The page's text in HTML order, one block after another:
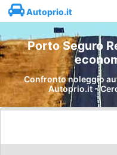
Autoprio.it
Porto Seguro
Confronto noleggio
Autoprio.it -